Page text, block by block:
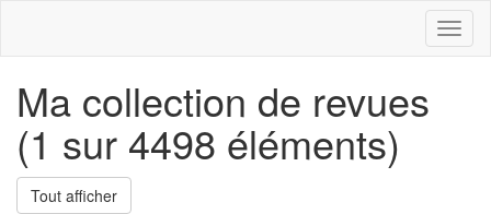
Ma collection de revues
(1 sur 4498 éléments)
Tout afficher